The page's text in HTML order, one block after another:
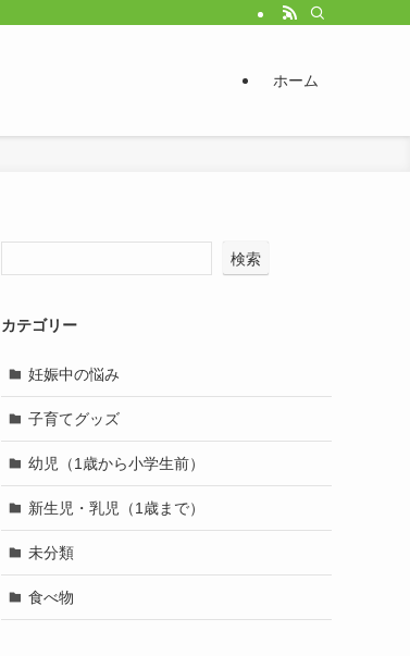
ホーム
検索
カテゴリー
妊娠中の悩み
子育てグッズ
幼児（1歳から小学生前）
新生児・乳児（1歳まで）
未分類
食べ物